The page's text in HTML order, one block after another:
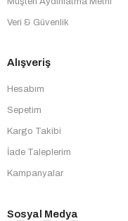
Veri & Güvenlik
Alışveriş
Hesabım
Sepetim
Kargo Takibi
İade Taleplerim
Kampanyalar
Sosyal Medya